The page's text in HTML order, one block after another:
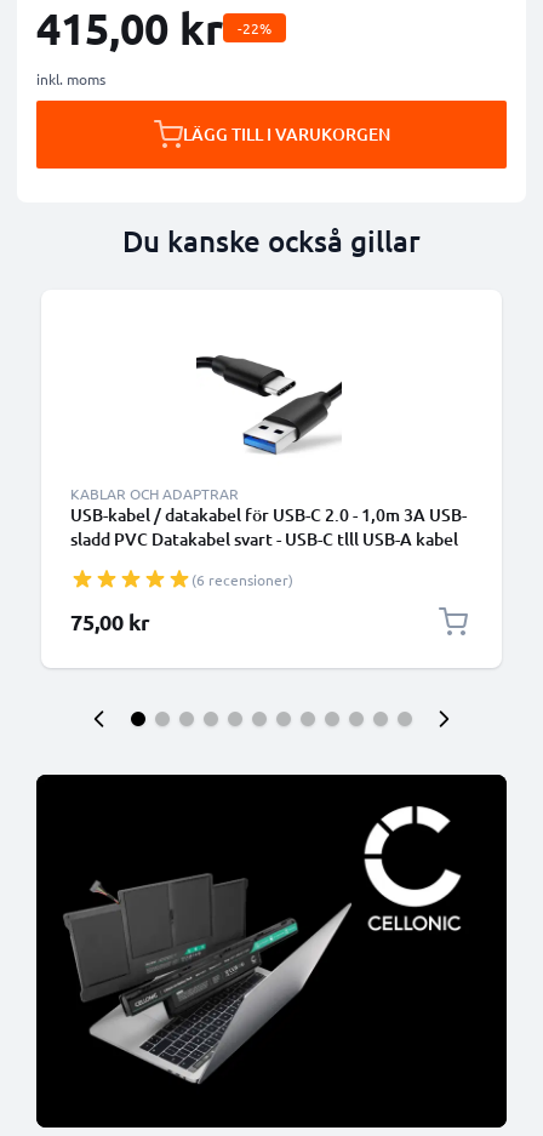
415,00 kr -22%
inkl. moms
LÄGG TILL I VARUKORGEN
Du kanske också gillar
KABLAR OCH ADAPTRAR
USB-kabel / datakabel för USB-C 2.0 - 1,0m 3A USB-
sladd PVC Datakabel svart - USB-C tlll USB-A kabel
(6 recensioner)
75,00 kr